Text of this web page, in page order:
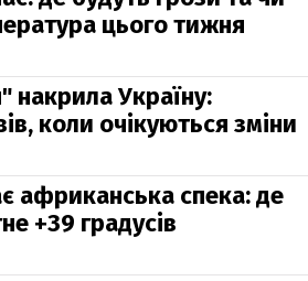
цього тижня
накрила Україну:
коли очікуються зміни
африканська спека: де
+39 градусів